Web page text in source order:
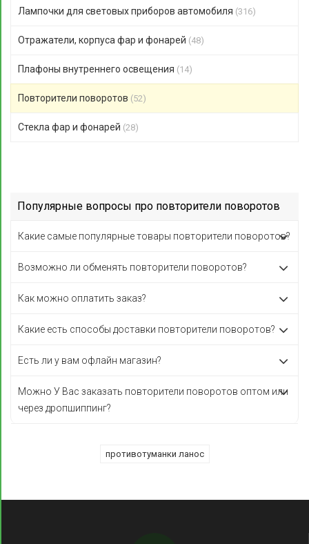
Лампочки для световых приборов автомобиля (316)
Отражатели, корпуса фар и фонарей (48)
Плафоны внутреннего освещения (14)
Повторители поворотов (52)
Стекла фар и фонарей (28)
Популярные вопросы про повторители поворотов
Какие самые популярные товары повторители поворотов?
Возможно ли обменять повторители поворотов?
Как можно оплатить заказ?
Какие есть способы доставки повторители поворотов?
Есть ли у вам офлайн магазин?
Можно У Вас заказать повторители поворотов оптом или
через дропшиппинг?
противотуманки ланос